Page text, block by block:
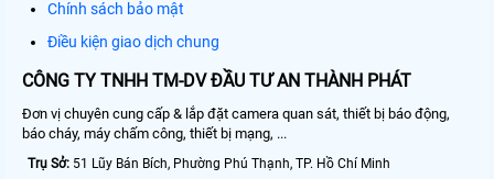
Chính sách bảo mật
Điều kiện giao dịch chung
CÔNG TY TNHH TM-DV ĐẦU TƯ AN THÀNH PHÁT
Đơn vị chuyên cung cấp & lắp đặt camera quan sát, thiết bị báo động,
báo cháy, máy chấm công, thiết bị mạng, ...
Trụ Sở: 51 Lũy Bán Bích, Phường Phú Thạnh, TP. Hồ Chí Minh